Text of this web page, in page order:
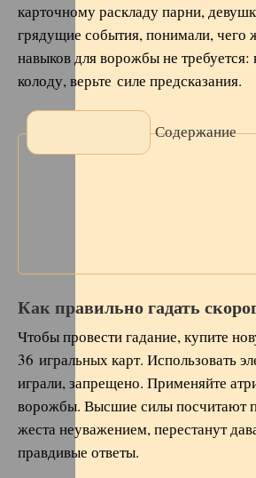
карточному раскладу парни,
грядущие события, понимали, чего
навыков для ворожбы не требуется:
колоду, верьте силе предсказания.
Содержание
Как правильно гадать
Чтобы провести гадание, купите
36 игральных карт. Использовать
играли, запрещено. Применяйте
ворожбы. Высшие силы посчитают
жеста неуважением, перестанут
правдивые ответы.